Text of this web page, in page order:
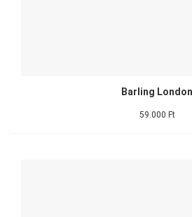
Barling London
59.000 Ft